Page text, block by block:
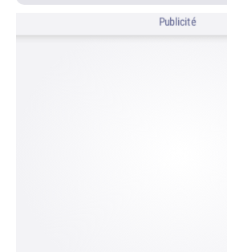
Publicité